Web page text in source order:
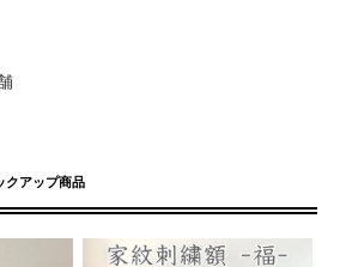
クアップ商品